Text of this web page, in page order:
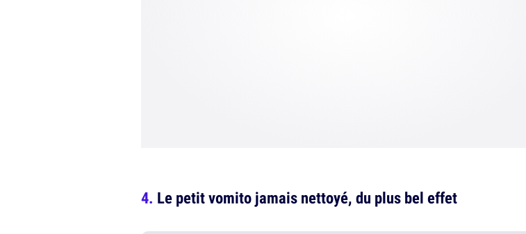
Le petit vomito jamais nettoyé, du plus bel effet